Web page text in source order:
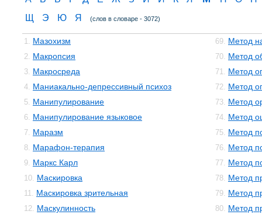
Щ
Э Ю Я (слов в словаре - 3072)
1. Мазохизм
2. Макропсия
3. Макросреда
4. Маниакально-депрессивный психоз
5. Манипулирование
6. Манипулирование языковое
7. Маразм
8. Марафон-терапия
9. Маркс Карл
10. Маскировка
11. Маскировка зрительная
12. Маскулинность
69. Метод
70. Метод
71. Метод
72. Метод
73. Метод
74. Метод
75. Метод
76. Метод
77. Метод
78. Метод
79. Метод
80. Метод